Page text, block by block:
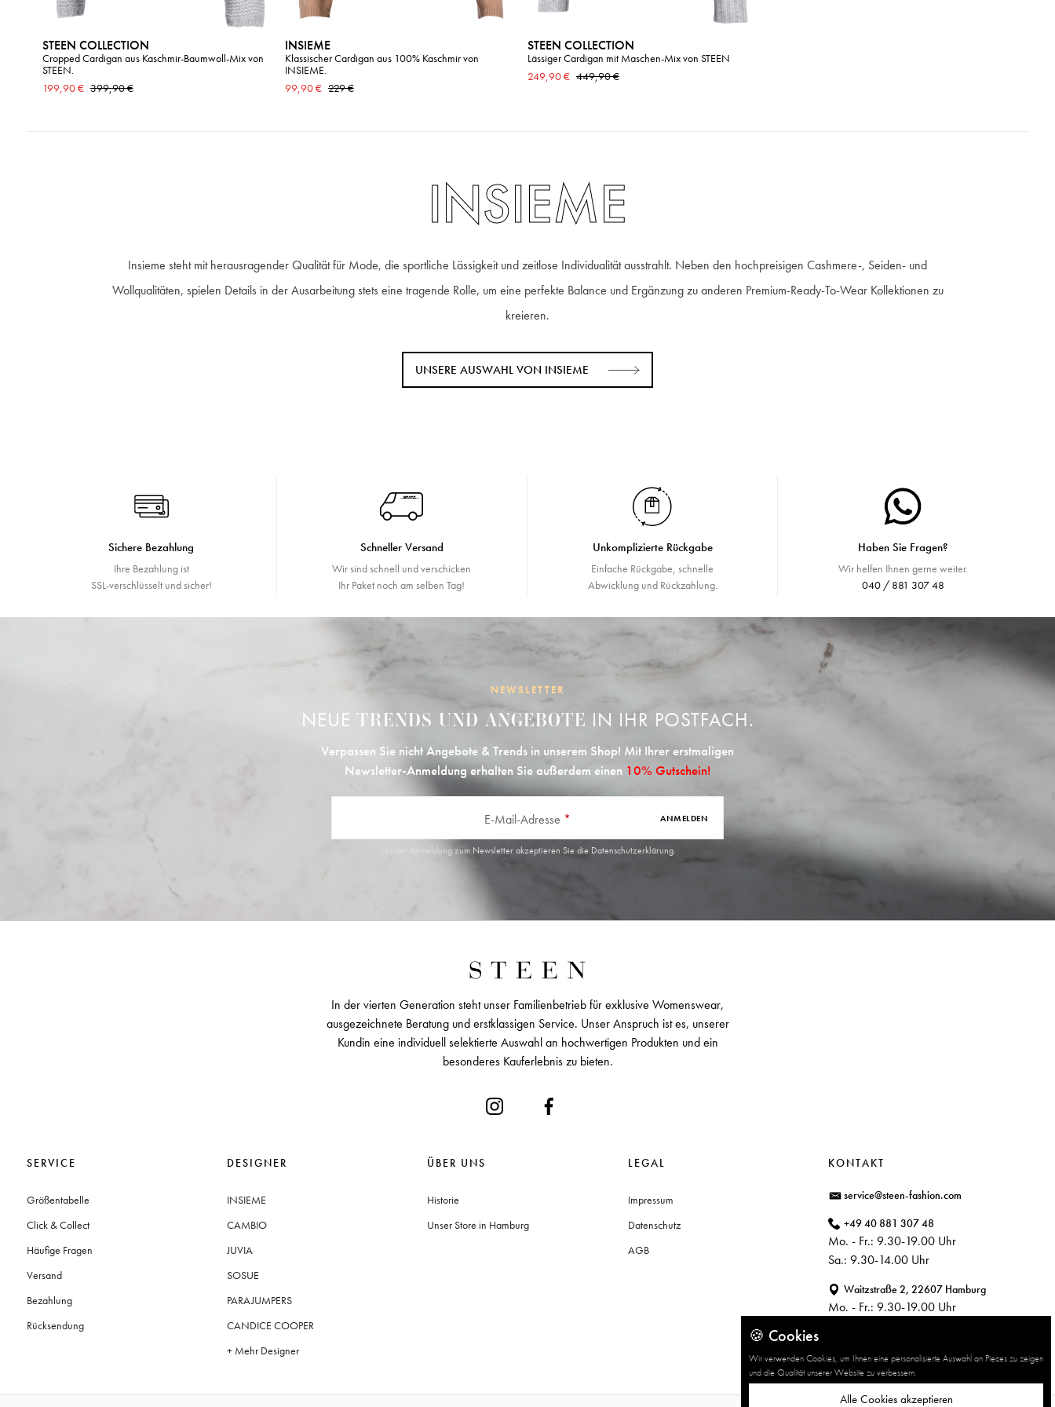
STEEN COLLECTION
Cropped Cardigan aus Kaschmir-Baumwoll-Mix von
STEEN.
199,90 € 399,90 €
INSIEME
Klassischer Cardigan aus 100% Kaschmir von
INSIEME.
99,90 € 229 €
STEEN COLLECTION
Lässiger Cardigan mit Maschen-Mix von STEEN
249,90 € 449,90 €
INSIEME
Insieme steht mit herausragender Qualität für Mode, die sportliche Lässigkeit und zeitlose Individualität ausstrahlt. Neben den hochpreisigen Cashmere-, Seiden- und
Wollqualitäten, spielen Details in der Ausarbeitung stets eine tragende Rolle, um eine perfekte Balance und Ergänzung zu anderen Premium-Ready-To-Wear Kollektionen zu
kreieren.
UNSERE AUSWAHL VON INSIEME
Sichere Bezahlung
Ihre Bezahlung ist
SSL-verschlüsselt und sicher!
Schneller Versand
Wir sind schnell und verschicken
Ihr Paket noch am selben Tag!
Unkomplizierte Rückgabe
Einfache Rückgabe, schnelle
Abwicklung und Rückzahlung.
Haben Sie Fragen?
Wir helfen Ihnen gerne weiter.
040 / 881 307 48
NEWSLETTER
NEUE TRENDS UND ANGEBOTE IN IHR POSTFACH.
Verpassen Sie nicht Angebote & Trends in unserem Shop! Mit Ihrer erstmaligen
Newsletter-Anmeldung erhalten Sie außerdem einen 10% Gutschein!
E-Mail-Adresse * ANMELDEN
Mit der Anmeldung zum Newsletter akzeptieren Sie die Datenschutzerklärung.
In der vierten Generation steht unser Familienbetrieb für exklusive Womenswear,
ausgezeichnete Beratung und erstklassigen Service. Unser Anspruch ist es, unserer
Kundin eine individuell selektierte Auswahl an hochwertigen Produkten und ein
besonderes Kauferlebnis zu bieten.
SERVICE
Größentabelle
Click & Collect
Häufige Fragen
Versand
Bezahlung
Rücksendung
DESIGNER
INSIEME
CAMBIO
JUVIA
SOSUE
PARAJUMPERS
CANDICE COOPER
+ Mehr Designer
ÜBER UNS
Historie
Unser Store in Hamburg
LEGAL
Impressum
Datenschutz
AGB
KONTAKT
service@steen-fashion.com
+49 40 881 307 48
Mo. - Fr.: 9.30-19.00 Uhr
Sa.: 9.30-14.00 Uhr
Waitzstraße 2, 22607 Hamburg
Mo. - Fr.: 9.30-19.00 Uhr
🍪 Cookies
Wir verwenden Cookies, um Ihnen eine personalisierte Auswahl an Pieces zu zeigen
und die Qualität unserer Website zu verbessern.
Alle Cookies akzeptieren